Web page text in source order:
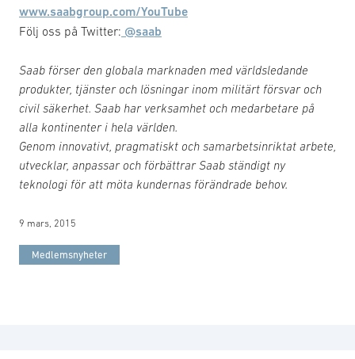
www.saabgroup.com/YouTube
Följ oss på Twitter: @saab
Saab förser den globala marknaden med världsledande
produkter, tjänster och lösningar inom militärt försvar och
civil säkerhet. Saab har verksamhet och medarbetare på
alla kontinenter i hela världen.
Genom innovativt, pragmatiskt och samarbetsinriktat arbete,
utvecklar, anpassar och förbättrar Saab ständigt ny
teknologi för att möta kundernas förändrade behov.
9 mars, 2015
Medlemsnyheter